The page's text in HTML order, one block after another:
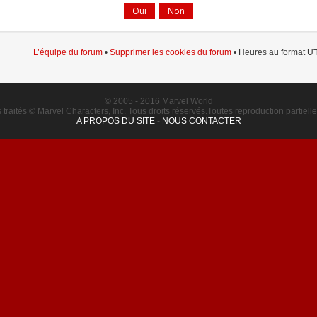
L’équipe du forum • Supprimer les cookies du forum • Heures au format
© 2005 - 2016 Marvel World
© Marvel Characters, Inc. Tous droits réservés.Toutes reproduction
A PROPOS DU SITE- NOUS CONTACTER